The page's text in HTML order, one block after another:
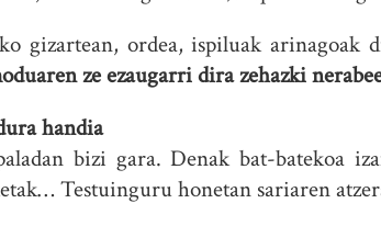
gizartean, ordea, ispiluak arinagoak
ze ezaugarri dira zehazki
handia
bizi gara. Denak bat-batekoa
Testuinguru honetan sariaren